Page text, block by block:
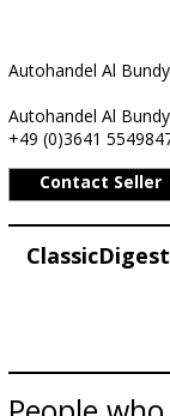
Autohandel Al Bundy
Autohandel Al Bundy
+49 (0)3641
Contact Seller